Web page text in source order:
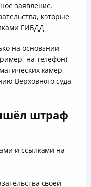
заявление.
которые
ГИБДД.
на основании
на телефон),
камер,
Верховного суда
штраф
и ссылками на
своей